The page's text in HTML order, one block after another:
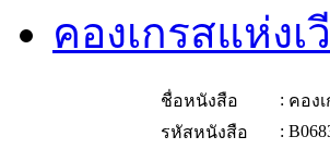
คองเกรสแห่งเ
ชื่อหนังสือ : คอง
รหัสหนังสือ
: